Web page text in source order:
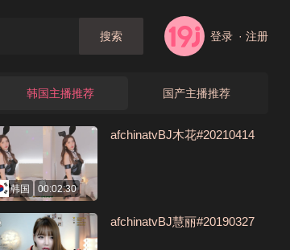
搜索 登录 · 注册
韩国主播推荐 国产主播推荐
韩国 00:02:30
afchinatvBJ木花#20210414
afchinatvBJ慧丽#20190327